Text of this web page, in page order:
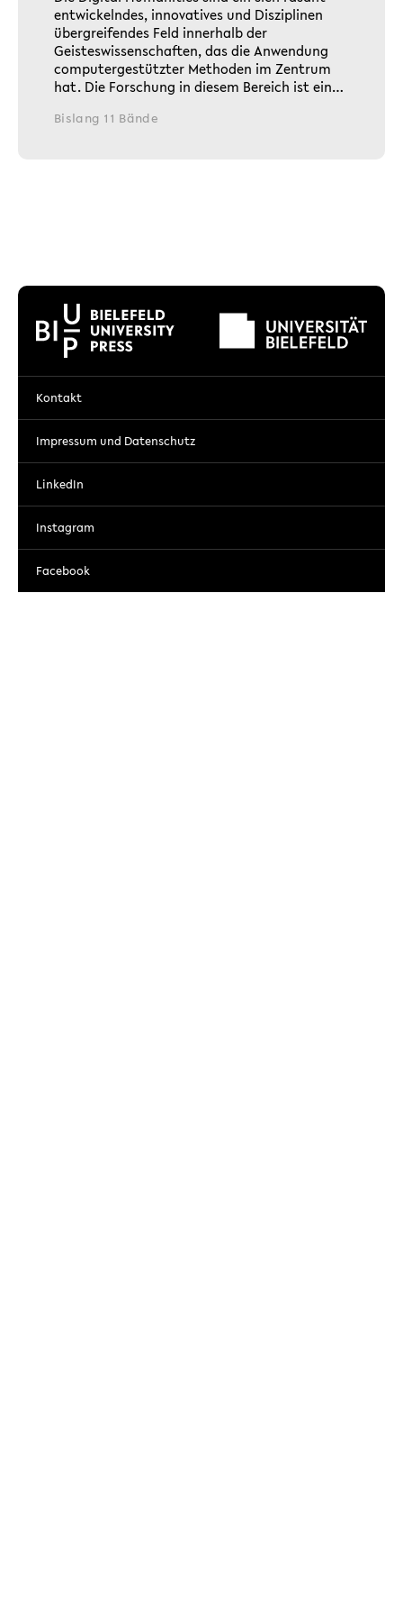
entwickelndes, innovatives und Disziplinen
übergreifendes Feld innerhalb der
Geisteswissenschaften, das die Anwendung
computergestützter Methoden im Zentrum
hat. Die Forschung in diesem Bereich ist ein…
Bislang 11 Bände
Kontakt
Impressum und Datenschutz
LinkedIn
Instagram
Facebook